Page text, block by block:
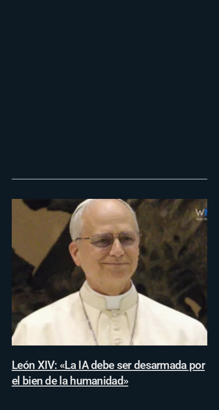
León XIV: «La IA debe ser desarmada por
el bien de la humanidad»